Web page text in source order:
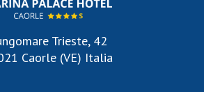
Trieste, 42
Caorle (VE) Italia